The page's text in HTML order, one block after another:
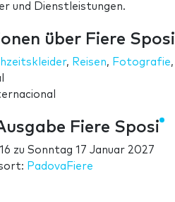
und Dienstleistungen.
über Fiere Sposi
, Reisen, Fotografie,
Fiere Sposi
zu Sonntag 17 Januar 2027
PadovaFiere